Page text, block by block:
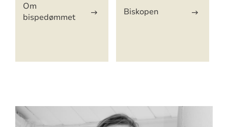
Om
bispedømmet
Biskopen